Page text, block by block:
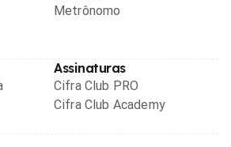
Metrônomo
Assinaturas
Cifra Club PRO
Cifra Club Academy